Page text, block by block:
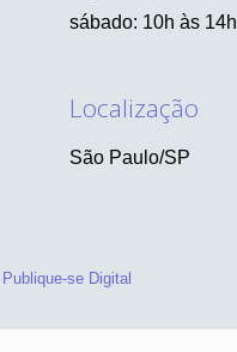
sábado: 10h às 14h
Localização
São Paulo/SP
Publique-se Digital